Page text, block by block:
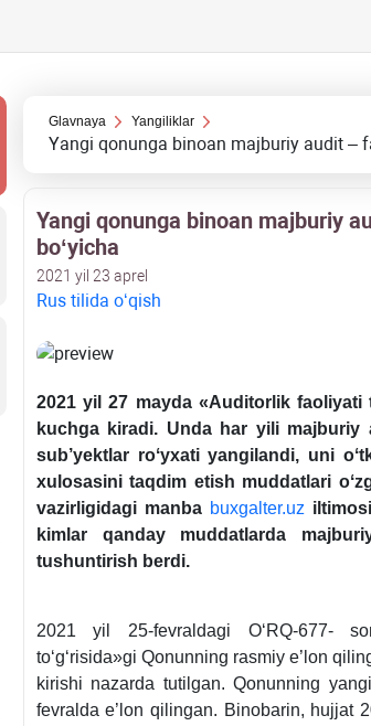
Glavnaya Yangiliklar
Yangi qonunga binoan majburiy audit –
Yangi qonunga binoan majburiy
boʻyicha
2021 yil 23 aprel
Rus tilida oʻqish
2021 yil 27 mayda «Auditorlik faoliyati
kuchga kiradi. Unda har yili majburiy
sub’yektlar roʻyхati yangilandi, uni
хulosasini taqdim etish muddatlari
vazirligidagi manba buxgalter.uz
kimlar qanday muddatlarda
tushuntirish berdi.
2021 yil 25-fevraldagi OʻRQ-677-
toʻgʻrisida»gi Qonunning rasmiy e’lon
kirishi nazarda tutilgan. Qonunning
fevralda e’lon qilingan. Binobarin, hujjat